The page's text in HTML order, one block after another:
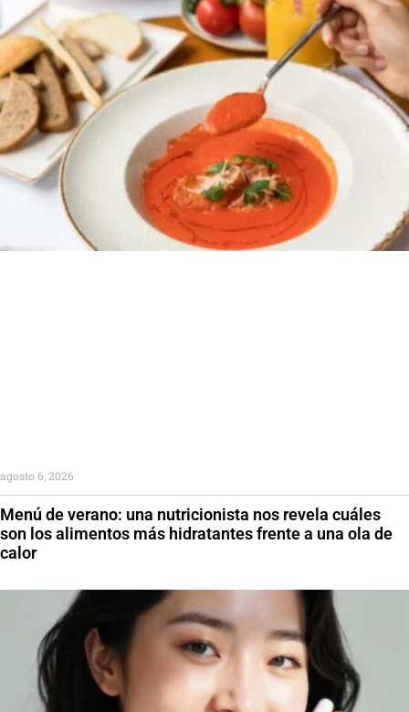
Menú de verano: una nutricionista nos revela cuáles
son los alimentos más hidratantes frente a una ola de
calor
agosto 6, 2026